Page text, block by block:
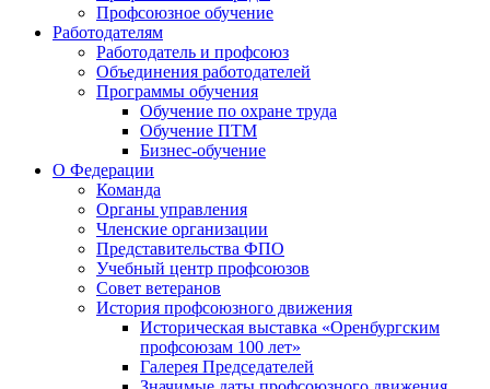
Профсоюзное обучение
Работодателям
Работодатель и профсоюз
Объединения работодателей
Программы обучения
Обучение по охране труда
Обучение ПТМ
Бизнес-обучение
О Федерации
Команда
Органы управления
Членские организации
Представительства ФПО
Учебный центр профсоюзов
Совет ветеранов
История профсоюзного движения
Историческая выставка «Оренбургским
профсоюзам 100 лет»
Галерея Председателей